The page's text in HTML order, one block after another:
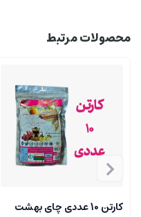
محصولات مرتبط
کارتن 10 عددی چای بهشت